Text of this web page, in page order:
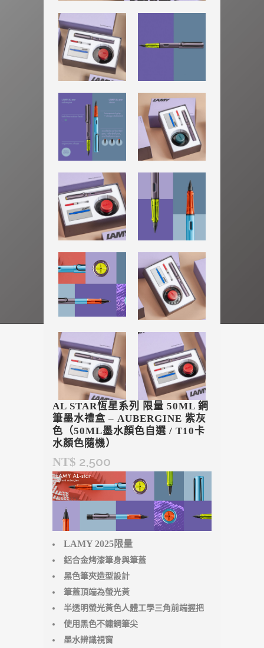
AL STAR恆星系列 限量 50ML 鋼
筆墨水禮盒 – AUBERGINE 紫灰
色（50ML墨水顏色自選 / T10卡
水顏色隨機）
NT$ 2,500
LAMY 2025限量
鋁合金烤漆筆身與筆蓋
黑色筆夾造型設計
筆蓋頂端為螢光黃
半透明螢光黃色人體工學三角前端握把
使用黑色不鏽鋼筆尖
墨水辨識視窗